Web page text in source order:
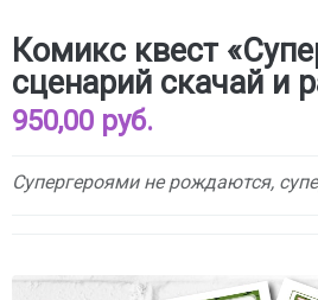
Комикс квест
сценарий скачай и
950,00 руб.
Супергероями не рождаются,